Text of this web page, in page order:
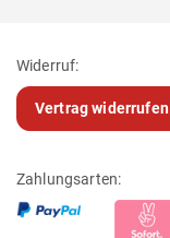
Widerruf:
Vertrag widerrufen
Zahlungsarten: